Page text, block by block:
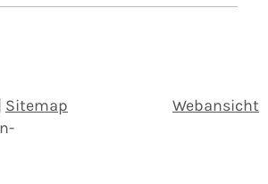
Sitemap
Webansicht